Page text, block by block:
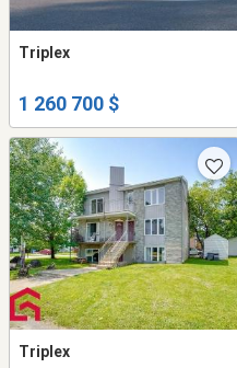
Triplex
1 260 700 $
Triplex